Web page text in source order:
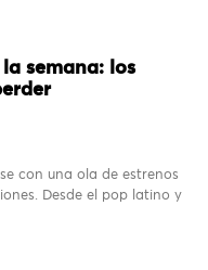
semana: los
con una ola de estrenos
Desde el pop latino y